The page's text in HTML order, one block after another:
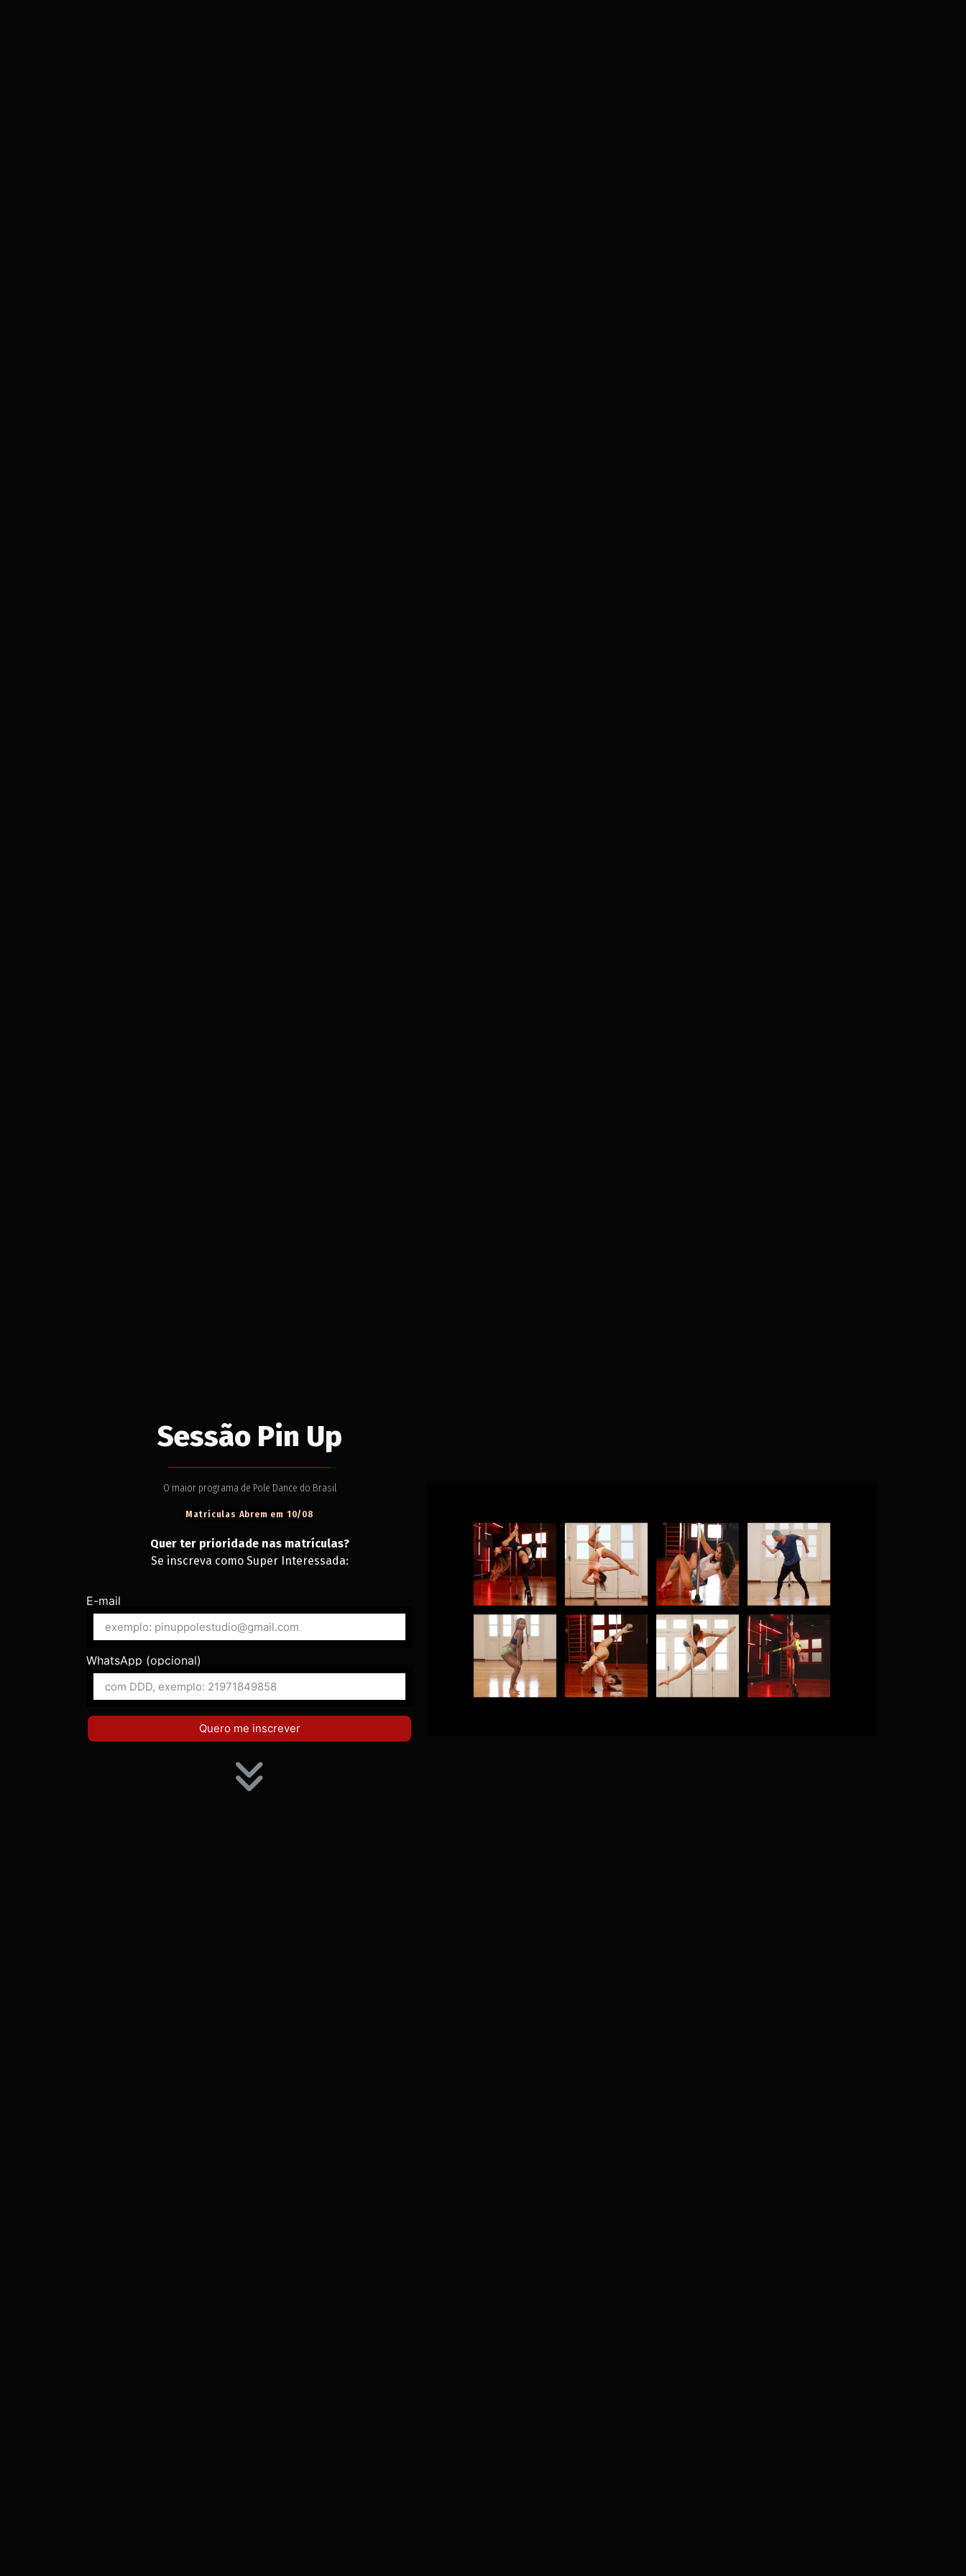
Sessão Pin Up
O maior programa de Pole Dance do Brasil
Matrículas Abrem em 10/08
Quer ter prioridade nas matrículas?
Se inscreva como Super Interessada:
E-mail
WhatsApp (opcional)
Quero me inscrever